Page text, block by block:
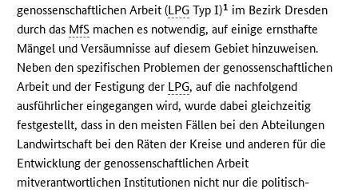
genossenschaftlichen Arbeit (LPG Typ I)1 im Bezirk Dresden
durch das MfS machen es notwendig, auf einige ernsthafte
Mängel und Versäumnisse auf diesem Gebiet hinzuweisen.
Neben den spezifischen Problemen der genossenschaftlichen
Arbeit und der Festigung der LPG, auf die nachfolgend
ausführlicher eingegangen wird, wurde dabei gleichzeitig
festgestellt, dass in den meisten Fällen bei den Abteilungen
Landwirtschaft bei den Räten der Kreise und anderen für die
Entwicklung der genossenschaftlichen Arbeit
mitverantwortlichen Institutionen nicht nur die politisch-